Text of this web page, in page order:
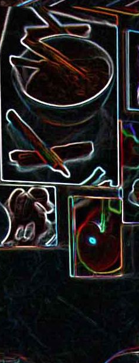
à la choucroute, aux
et au cumin
aux kiwis et à la
mangue